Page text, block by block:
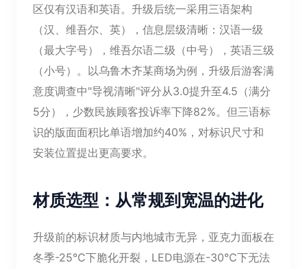
区仅有汉语和英语。升级后统一采用三语架构
（汉、维吾尔、英），信息层级清晰：汉语一级
（最大字号），维吾尔语二级（中号），英语三级
（小号）。以乌鲁木齐某商场为例，升级后游客满
意度调查中"导视清晰"评分从3.0提升至4.5（满分
5分），少数民族顾客投诉率下降82%。但三语标
识的版面面积比单语增加约40%，对标识尺寸和
安装位置提出更高要求。
材质选型：从常规到宽温的进化
升级前的标识材质与内地城市无异，亚克力面板在
冬季-25℃下脆化开裂，LED电源在-30℃下无法